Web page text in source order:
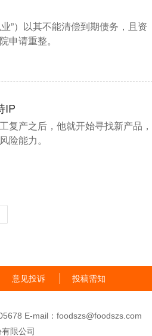
”）以其不能清偿到期债务，且资
申请重整。
IP
复产之后，他就开始寻找新产品，
险能力。
意见投诉 投稿需知
E-mail：foodszs@foodszs.com
限公司